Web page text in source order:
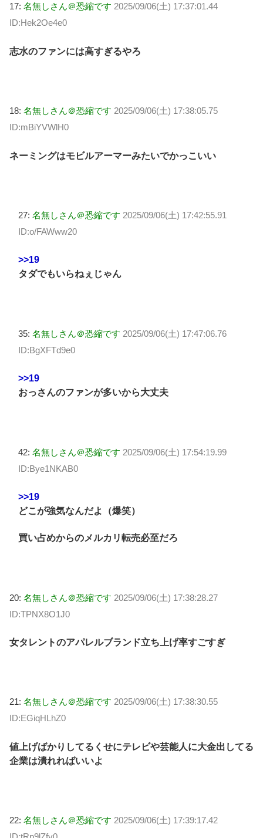
17: 名無しさん＠恐縮です 2025/09/06(土) 17:37:01.44
ID:Hek2Oe4e0
志水のファンには高すぎるやろ
18: 名無しさん＠恐縮です 2025/09/06(土) 17:38:05.75
ID:mBiYVWlH0
ネーミングはモビルアーマーみたいでかっこいい
27: 名無しさん＠恐縮です 2025/09/06(土) 17:42:55.91
ID:o/FAWww20
>>19
タダでもいらねぇじゃん
35: 名無しさん＠恐縮です 2025/09/06(土) 17:47:06.76
ID:BgXFTd9e0
>>19
おっさんのファンが多いから大丈夫
42: 名無しさん＠恐縮です 2025/09/06(土) 17:54:19.99
ID:Bye1NKAB0
>>19
どこが強気なんだよ（爆笑）
買い占めからのメルカリ転売必至だろ
20: 名無しさん＠恐縮です 2025/09/06(土) 17:38:28.27
ID:TPNX8O1J0
女タレントのアパレルブランド立ち上げ率すごすぎ
21: 名無しさん＠恐縮です 2025/09/06(土) 17:38:30.55
ID:EGiqHLhZ0
値上げばかりしてるくせにテレビや芸能人に大金出してる
企業は潰れればいいよ
22: 名無しさん＠恐縮です 2025/09/06(土) 17:39:17.42